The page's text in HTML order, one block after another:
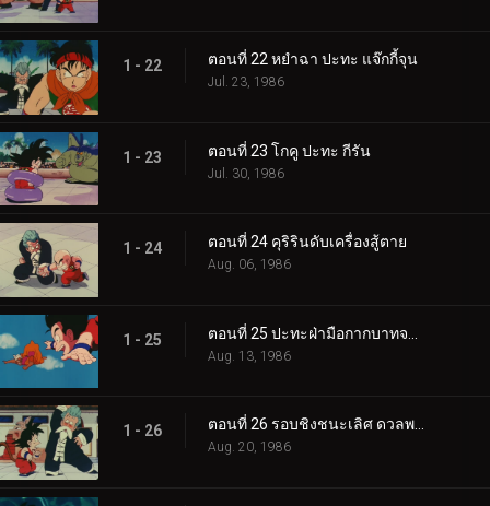
1 - 22 ตอนที่ 22 หยำฉา ปะทะ แจ๊กกี้จุน
Jul. 23, 1986
1 - 23 ตอนที่ 23 โกคู ปะทะ กีรัน
Jul. 30, 1986
1 - 24 ตอนที่ 24 คุริรินดับเครื่องสู้ตาย
Aug. 06, 1986
1 - 25
Aug. 13, 1986
1 - 26 ตอนที่ 26 รอบชิงชนะเลิศ ดวลพลังคลื่นเต่า
Aug. 20, 1986